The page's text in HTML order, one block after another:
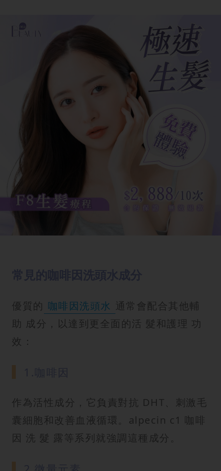
優質的 咖啡因洗頭水 通常會配合其他輔
助 成分，以達到更全面的活 髮和護理 功
效：
作為活性成分，它負責對抗 DHT、刺激毛
囊細胞和改善血液循環。alpecin c1 咖啡
因 洗 髮 露等系列就強調這種成分。